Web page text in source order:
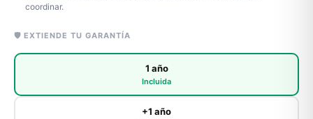
coordinar.
🛡️ EXTIENDE TU GARANTÍA
1 año
Incluida
+1 año